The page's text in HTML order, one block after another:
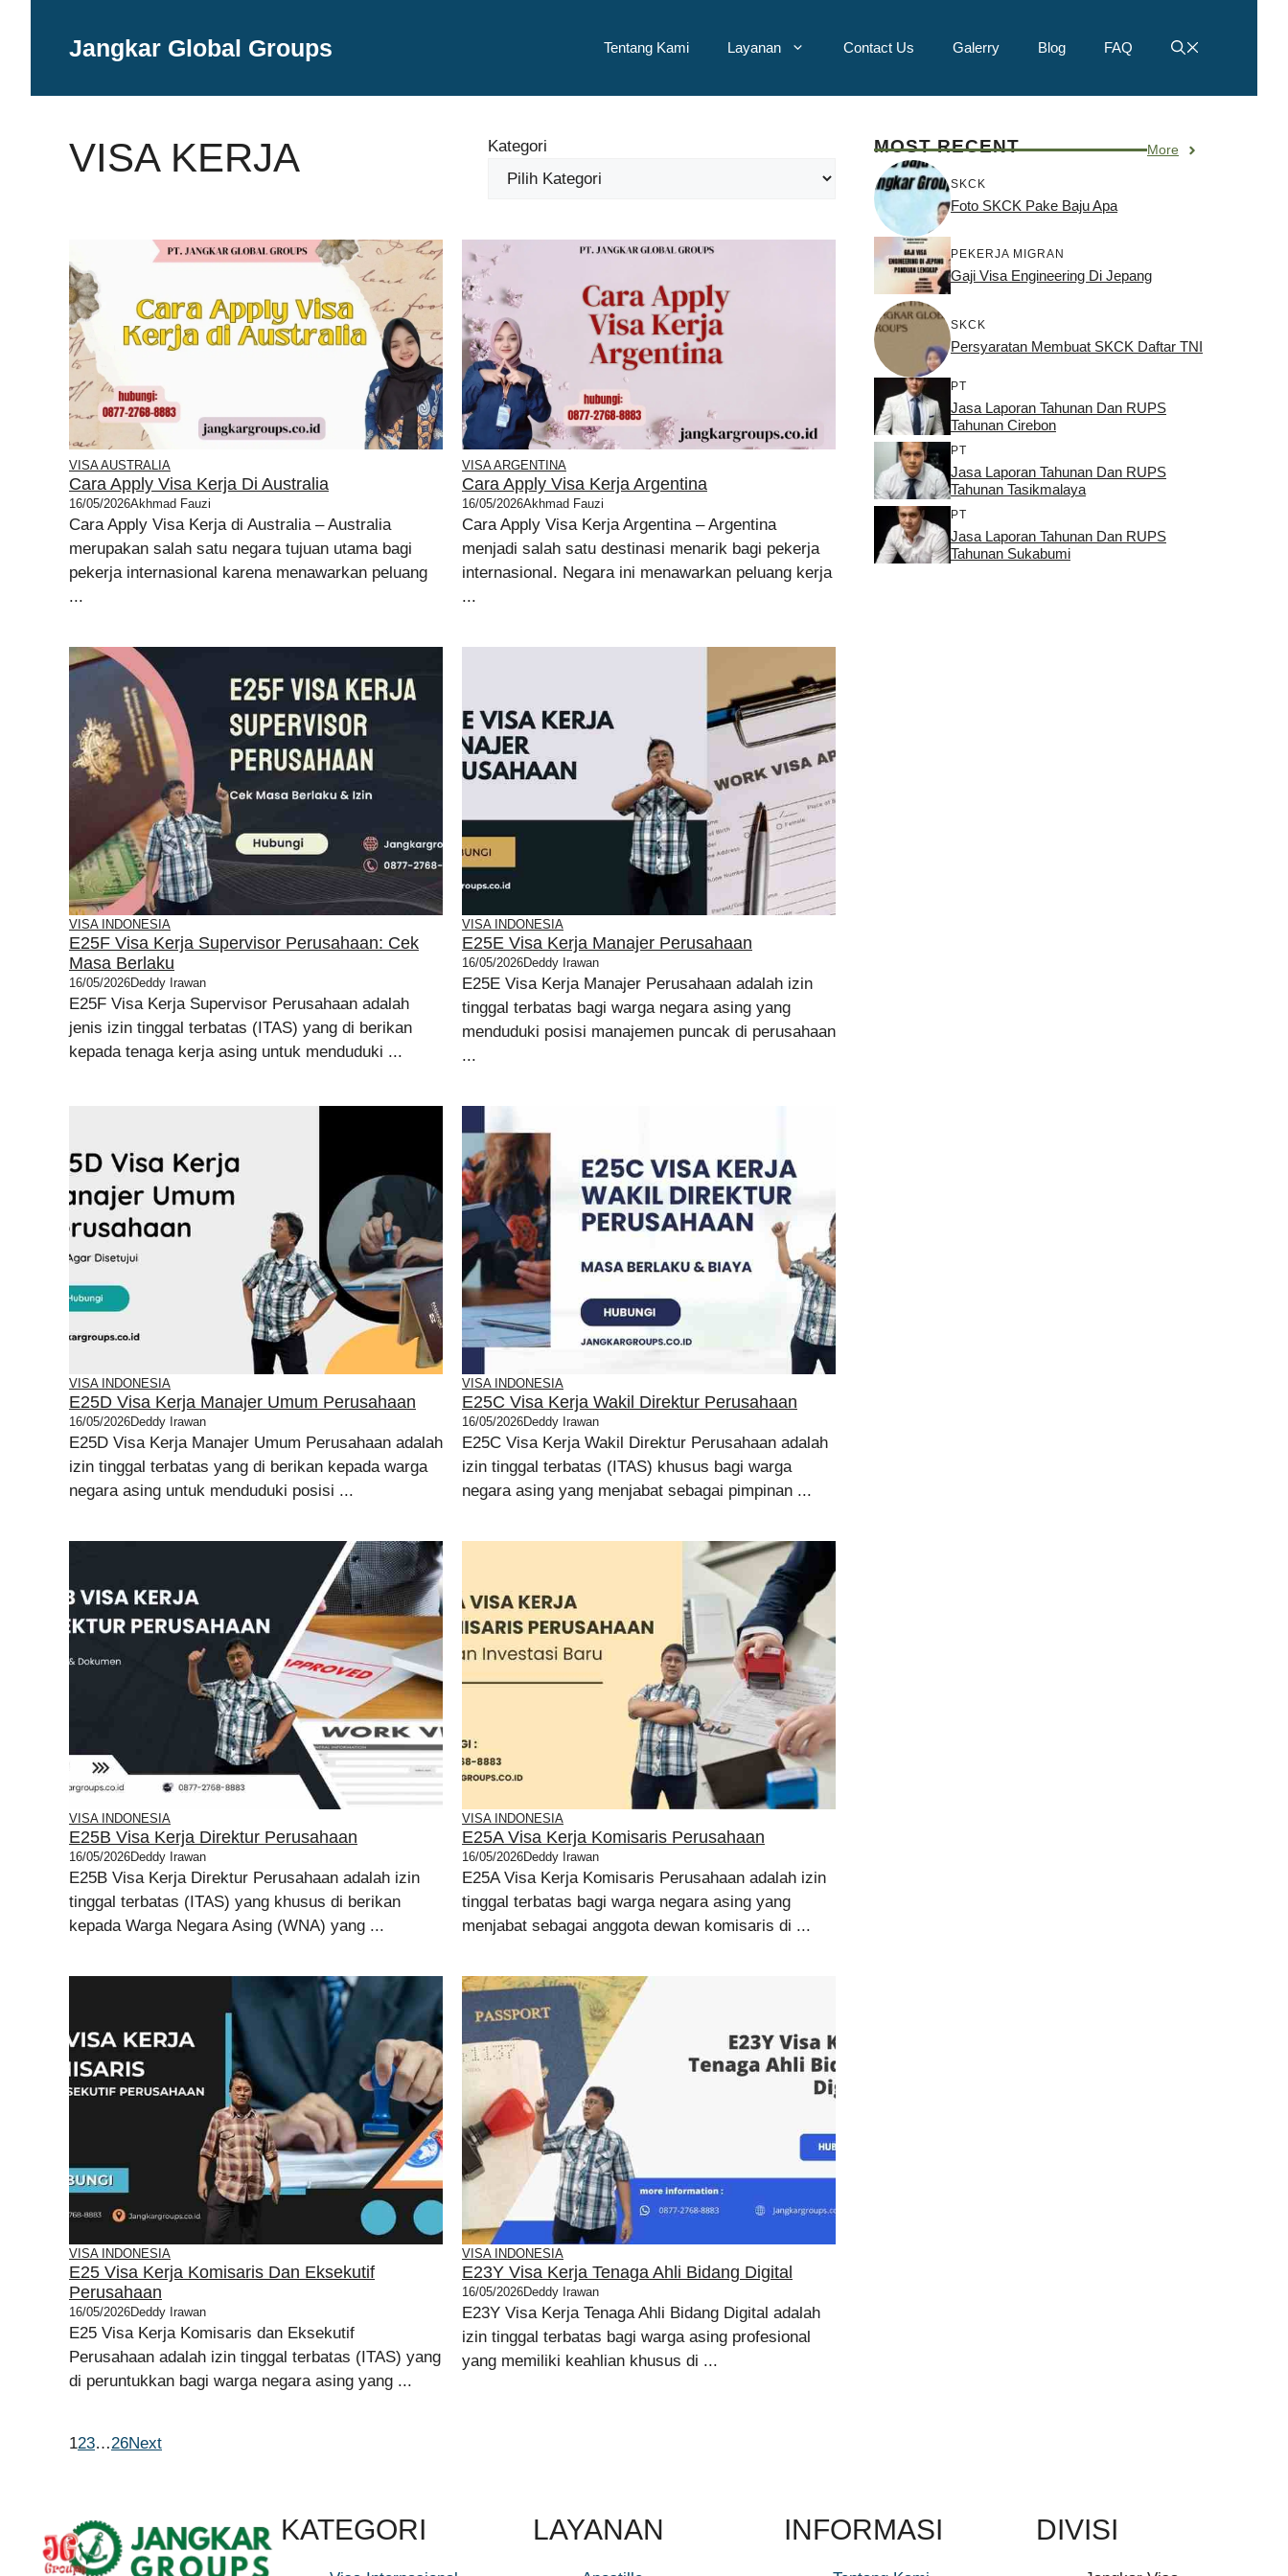
Jangkar Global Groups Tentang Kami Layanan Contact Us Galerry Blog FAQ
VISA KERJA Kategori
VISA AUSTRALIA
Cara Apply Visa Kerja Di Australia
16/05/2026Akhmad Fauzi
Cara Apply Visa Kerja di Australia – Australia
merupakan salah satu negara tujuan utama bagi
pekerja internasional karena menawarkan peluang
...
VISA ARGENTINA
Cara Apply Visa Kerja Argentina
16/05/2026Akhmad Fauzi
Cara Apply Visa Kerja Argentina – Argentina
menjadi salah satu destinasi menarik bagi pekerja
internasional. Negara ini menawarkan peluang kerja
...
VISA INDONESIA
E25F Visa Kerja Supervisor Perusahaan: Cek
Masa Berlaku
16/05/2026Deddy Irawan
E25F Visa Kerja Supervisor Perusahaan adalah
jenis izin tinggal terbatas (ITAS) yang di berikan
kepada tenaga kerja asing untuk menduduki ...
VISA INDONESIA
E25E Visa Kerja Manajer Perusahaan
16/05/2026Deddy Irawan
E25E Visa Kerja Manajer Perusahaan adalah izin
tinggal terbatas bagi warga negara asing yang
menduduki posisi manajemen puncak di perusahaan
...
VISA INDONESIA
E25D Visa Kerja Manajer Umum Perusahaan
16/05/2026Deddy Irawan
E25D Visa Kerja Manajer Umum Perusahaan adalah
izin tinggal terbatas yang di berikan kepada warga
negara asing untuk menduduki posisi ...
VISA INDONESIA
E25C Visa Kerja Wakil Direktur Perusahaan
16/05/2026Deddy Irawan
E25C Visa Kerja Wakil Direktur Perusahaan adalah
izin tinggal terbatas (ITAS) khusus bagi warga
negara asing yang menjabat sebagai pimpinan ...
VISA INDONESIA
E25B Visa Kerja Direktur Perusahaan
16/05/2026Deddy Irawan
E25B Visa Kerja Direktur Perusahaan adalah izin
tinggal terbatas (ITAS) yang khusus di berikan
kepada Warga Negara Asing (WNA) yang ...
VISA INDONESIA
E25A Visa Kerja Komisaris Perusahaan
16/05/2026Deddy Irawan
E25A Visa Kerja Komisaris Perusahaan adalah izin
tinggal terbatas bagi warga negara asing yang
menjabat sebagai anggota dewan komisaris di ...
VISA INDONESIA
E25 Visa Kerja Komisaris Dan Eksekutif
Perusahaan
16/05/2026Deddy Irawan
E25 Visa Kerja Komisaris dan Eksekutif
Perusahaan adalah izin tinggal terbatas (ITAS) yang
di peruntukkan bagi warga negara asing yang ...
VISA INDONESIA
E23Y Visa Kerja Tenaga Ahli Bidang Digital
16/05/2026Deddy Irawan
E23Y Visa Kerja Tenaga Ahli Bidang Digital adalah
izin tinggal terbatas bagi warga asing profesional
yang memiliki keahlian khusus di ...
123…26Next
MOST RECENT More
SKCK
Foto SKCK Pake Baju Apa
PEKERJA MIGRAN
Gaji Visa Engineering Di Jepang
SKCK
Persyaratan Membuat SKCK Daftar TNI
PT
Jasa Laporan Tahunan Dan RUPS
Tahunan Cirebon
PT
Jasa Laporan Tahunan Dan RUPS
Tahunan Tasikmalaya
PT
Jasa Laporan Tahunan Dan RUPS
Tahunan Sukabumi
KATEGORI LAYANAN INFORMASI DIVISI